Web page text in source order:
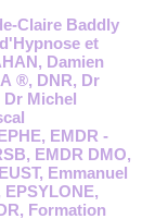
Claire Baddly
et
, Damien
®, DNR, Dr
Dr Michel
, EMDR -
, EMDR DMO,
, Emmanuel
EPSYLONE,
, Formation